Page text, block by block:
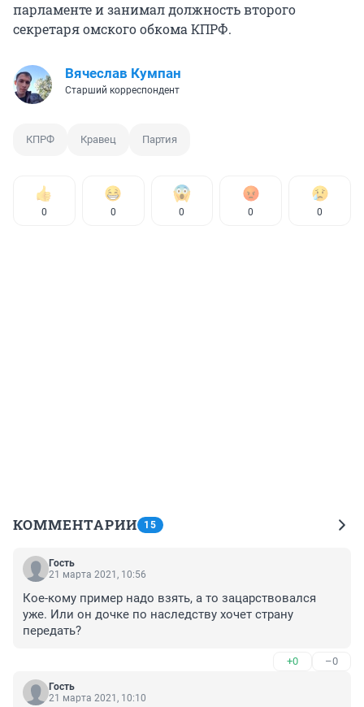
парламенте и занимал должность второго
секретаря омского обкома КПРФ.
Вячеслав Кумпан
Старший корреспондент
КПРФ Кравец Партия
0 0 0 0 0
КОММЕНТАРИИ 15
Гость
21 марта 2021, 10:56
Кое-кому пример надо взять, а то зацарствовался
уже. Или он дочке по наследству хочет страну
передать?
+0 –0
Гость
21 марта 2021, 10:10